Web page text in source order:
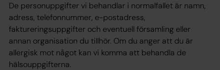
De personuppgifter vi behandlar i normalfallet är namn,
adress, telefonnummer, e-postadress,
faktureringsuppgifter och eventuell församling eller
annan organisation du tillhör. Om du anger att du är
allergisk mot något kan vi komma att behandla de
hälsouppgifterna.